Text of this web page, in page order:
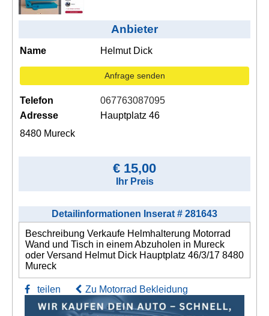
Anbieter
Name Helmut Dick
Anfrage senden
Telefon
067763087095
Adresse
Hauptplatz 46
8480 Mureck
€ 15,00
Ihr Preis
Detailinformationen Inserat # 281643
Beschreibung Verkaufe Helmhalterung Motorrad
Wand und Tisch in einem Abzuholen in Mureck
oder Versand Helmut Dick Hauptplatz 46/3/17 8480
Mureck
teilen Zu Motorrad Bekleidung